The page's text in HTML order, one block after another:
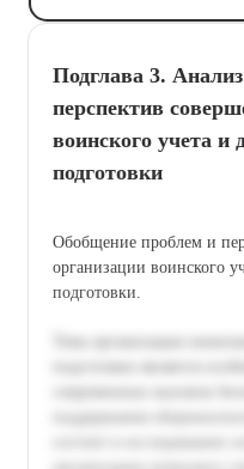
Подглава 3.
перспектив
воинского учета и
подготовки
Обобщение проблем и
организации воинского
подготовки.